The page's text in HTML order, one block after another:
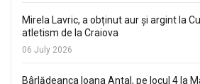
Mirela Lavric, a obținut aur și argint la
atletism de la Craiova
06 July 2026
Bârlădeanca Ioana Antal, pe locul 4 la